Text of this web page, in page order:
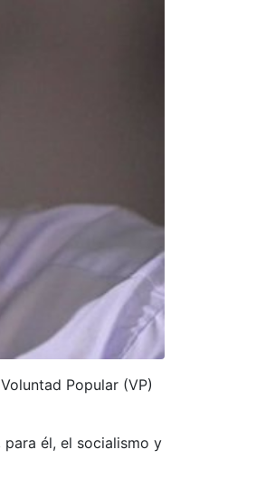
Popular (VP)
él, el socialismo y